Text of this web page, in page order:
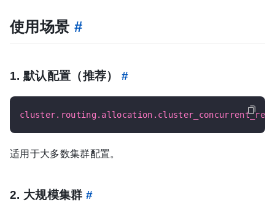
使用场景 #
1. 默认配置（推荐） #
适用于大多数集群配置。
2. 大规模集群 #